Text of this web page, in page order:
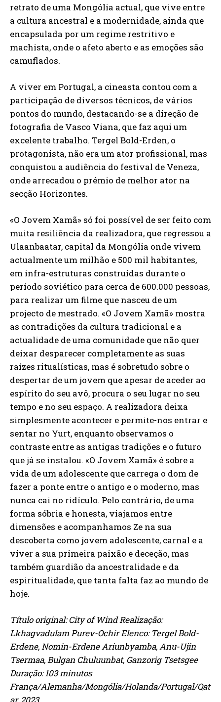
retrato de uma Mongólia actual, que vive entre
a cultura ancestral e a modernidade, ainda que
encapsulada por um regime restritivo e
machista, onde o afeto aberto e as emoções são
camuflados.
A viver em Portugal, a cineasta contou com a
participação de diversos técnicos, de vários
pontos do mundo, destacando-se a direção de
fotografia de Vasco Viana, que faz aqui um
excelente trabalho. Tergel Bold-Erden, o
protagonista, não era um ator profissional, mas
conquistou a audiência do festival de Veneza,
onde arrecadou o prémio de melhor ator na
secção Horizontes.
«O Jovem Xamã» só foi possível de ser feito com
muita resiliência da realizadora, que regressou a
Ulaanbaatar, capital da Mongólia onde vivem
actualmente um milhão e 500 mil habitantes,
em infra-estruturas construídas durante o
período soviético para cerca de 600.000 pessoas,
para realizar um filme que nasceu de um
projecto de mestrado. «O Jovem Xamã» mostra
as contradições da cultura tradicional e a
actualidade de uma comunidade que não quer
deixar desparecer completamente as suas
raízes ritualísticas, mas é sobretudo sobre o
despertar de um jovem que apesar de aceder ao
espírito do seu avô, procura o seu lugar no seu
tempo e no seu espaço. A realizadora deixa
simplesmente acontecer e permite-nos entrar e
sentar no Yurt, enquanto observamos o
contraste entre as antigas tradições e o futuro
que já se instalou. «O Jovem Xamã» é sobre a
vida de um adolescente que carrega o dom de
fazer a ponte entre o antigo e o moderno, mas
nunca cai no ridículo. Pelo contrário, de uma
forma sóbria e honesta, viajamos entre
dimensões e acompanhamos Ze na sua
descoberta como jovem adolescente, carnal e a
viver a sua primeira paixão e deceção, mas
também guardião da ancestralidade e da
espiritualidade, que tanta falta faz ao mundo de
hoje.
Título original: City of Wind Realização:
Lkhagvadulam Purev-Ochir Elenco: Tergel Bold-
Erdene, Nomin-Erdene Ariunbyamba, Anu-Ujin
Tsermaa, Bulgan Chuluunbat, Ganzorig Tsetsgee
Duração: 103 minutos
França/Alemanha/Mongólia/Holanda/Portugal/Qat